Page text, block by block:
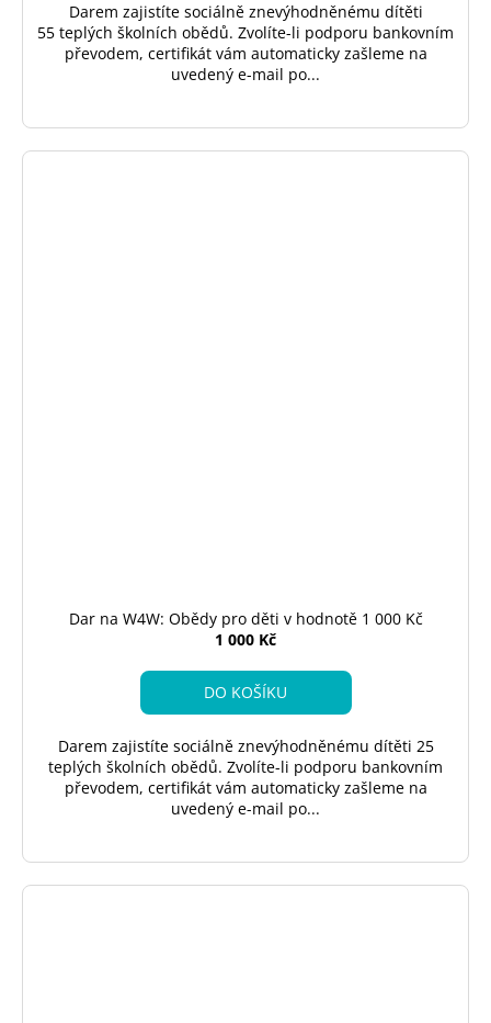
Darem zajistíte sociálně znevýhodněnému dítěti
55 teplých školních obědů. Zvolíte-li podporu bankovním
převodem, certifikát vám automaticky zašleme na
uvedený e-mail po...
Dar na W4W: Obědy pro děti v hodnotě 1 000 Kč
1 000 Kč
DO KOŠÍKU
Darem zajistíte sociálně znevýhodněnému dítěti 25
teplých školních obědů. Zvolíte-li podporu bankovním
převodem, certifikát vám automaticky zašleme na
uvedený e-mail po...